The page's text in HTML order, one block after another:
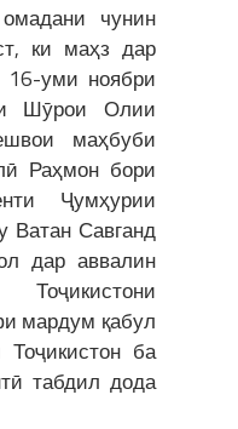
чунин
ки маҳз дар
16-уми ноябри
Шӯрои Олии
маҳбуби
Раҳмон бори
Ҷумҳурии
Ватан Савганд
дар аввалин
мардум қабул
ба
табдил дода